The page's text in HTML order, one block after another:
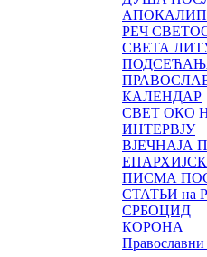
РЕЧ
СВЕТА
КАЛЕНДАР
СВЕТ ОКО
ИНТЕРВЈУ
ВЈЕЧНАЈА
ПИСМА
СТАТЬИ на
СРБОЦИД
КОРОНА